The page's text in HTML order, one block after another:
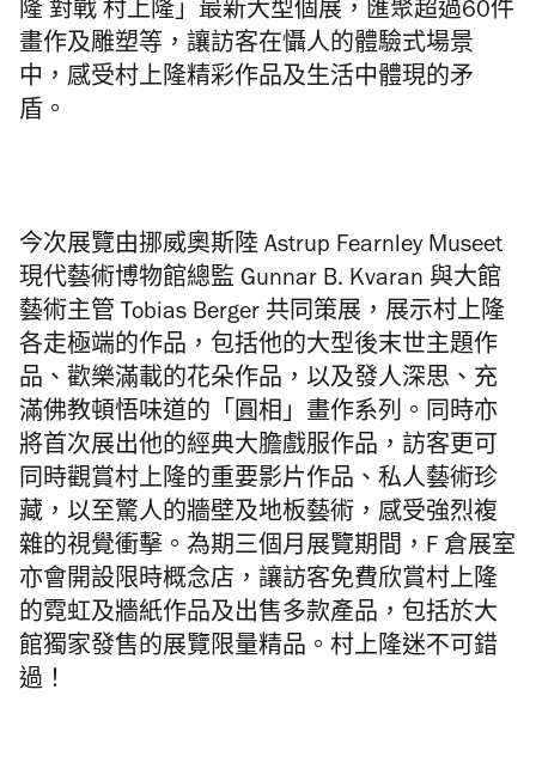
隆 對戰 村上隆」最新大型個展， 匯聚超過60件
畫作及雕塑等， 讓訪客在懾人的體驗式場景
中， 感受村上隆精彩作品及生活中體現的矛
盾。
今次展覽由挪威奧斯陸 Astrup Fearnley Museet
現代藝術博物館總監 Gunnar B. Kvaran 與大館
藝術主管 Tobias Berger 共同策展，展示村上隆
各走極端的作品， 包括他的大型後末世主題作
品、歡樂滿載的花朵作品， 以及發人深思、充
滿佛教頓悟味道的「圓相」畫作系列。同時亦
將首次展出他的經典大膽戲服作品， 訪客更可
同時觀賞村上隆的重要影片作品、私人藝術珍
藏， 以至驚人的牆壁及地板藝術，感受強烈複
雜的視覺衝擊。為期三個月展覽期間，F 倉展室
亦會開設限時概念店， 讓訪客免費欣賞村上隆
的霓虹及牆紙作品及出售多款產品，包括於大
館獨家發售的展覽限量精品。村上隆迷不可錯
過！